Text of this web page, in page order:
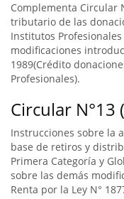
Complementa Circular
tributario de las
Institutos
modificaciones
1989(Crédito
Profesionales).
Circular
Instrucciones sobre la
base de retiros y
Primera Categoría y
sobre las demás
Renta por la Ley N°